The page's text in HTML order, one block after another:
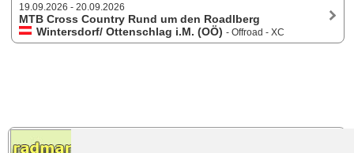
19.09.2026 - 20.09.2026
MTB Cross Country Rund um den Roadlberg
Wintersdorf/ Ottenschlag i.M. (OÖ) - Offroad - XC